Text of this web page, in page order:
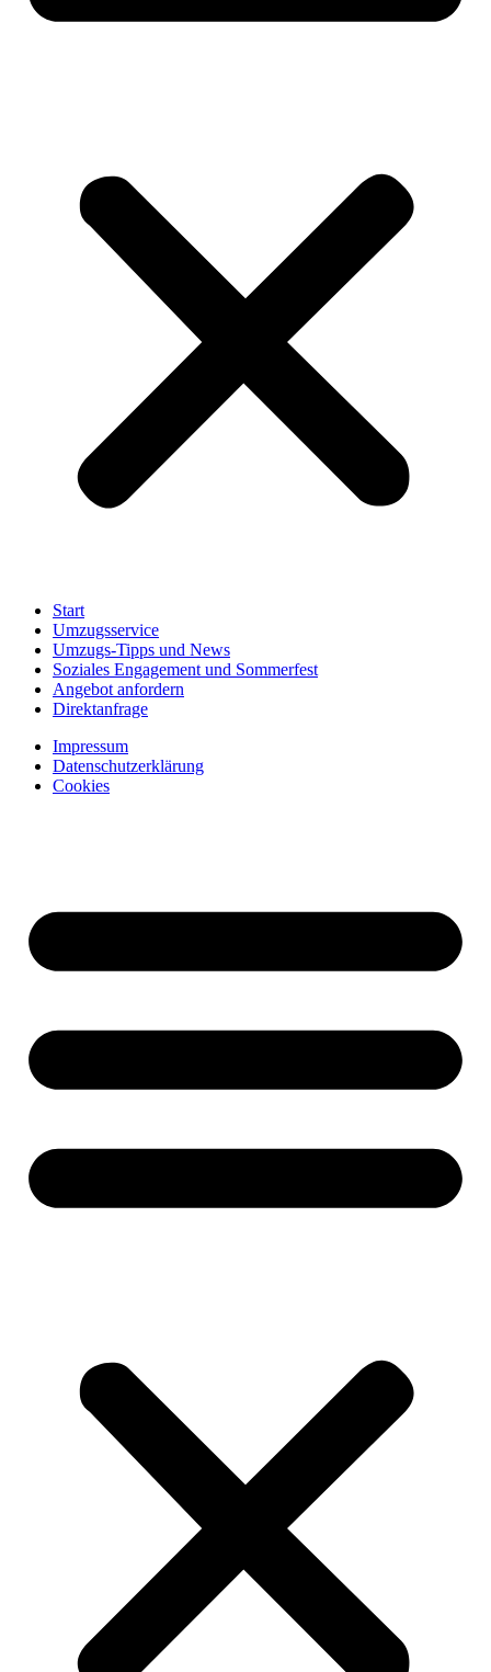
Start
Umzugsservice
Umzugs-Tipps und News
Soziales Engagement und Sommerfest
Angebot anfordern
Direktanfrage
Impressum
Datenschutzerklärung
Cookies